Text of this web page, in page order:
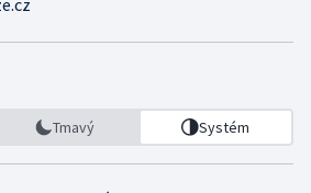
Tmavý Systém